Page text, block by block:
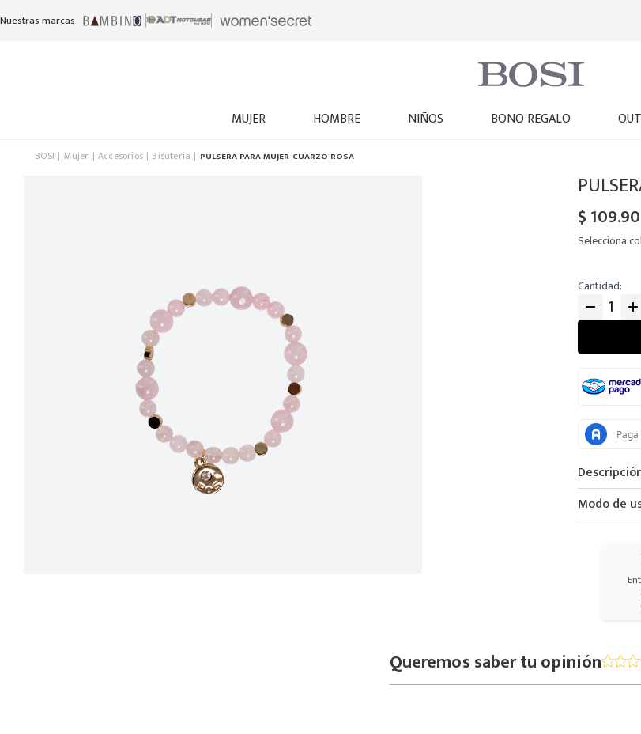
Nuestras marcas
MUJER HOMBRE NIÑOS BONO REGALO
BOSI Mujer Accesorios Bisuteria PULSERA PARA MUJER CUARZO ROSA
$109.
Selecciona
Cantidad
Modo de
Queremos saber tu opinión